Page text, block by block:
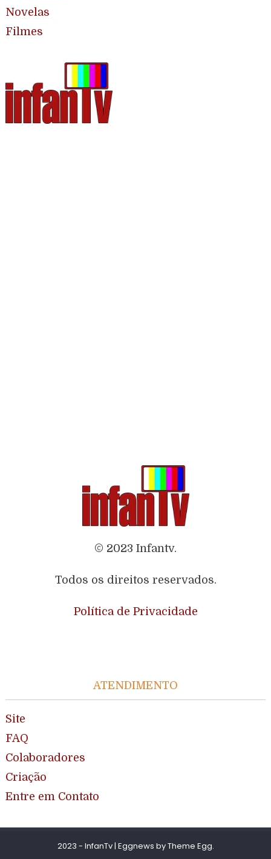
Novelas
Filmes
© 2023 Infantv.
Todos os direitos reservados.
Política de Privacidade
ATENDIMENTO
Site
FAQ
Colaboradores
Criação
Entre em Contato
2023 - InfanTv| Eggnews byTheme Egg.